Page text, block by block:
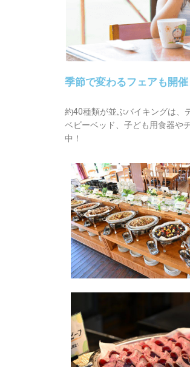
季節で変わるフェアも開催
約40種類が並ぶバイキングは、
ベビーベッド、子ども用食器や
中！